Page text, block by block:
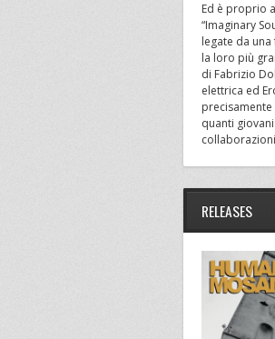
Ed è proprio
“Imaginary
legate da
la loro più
di Fabrizio
elettrica ed
precisamente
quanti
RELEASES